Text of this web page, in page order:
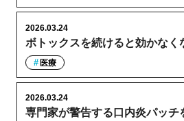
ボトックスを続けると効かなく
2026.03.24
医療
専門家が警告する口内炎パッチ
2026.03.24